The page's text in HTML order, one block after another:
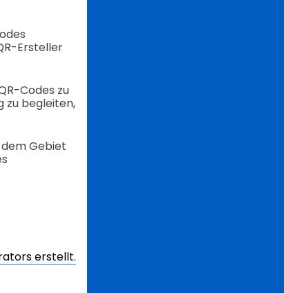
Ersteller
Codes zu
zu begleiten,
Gebiet
erstellt.